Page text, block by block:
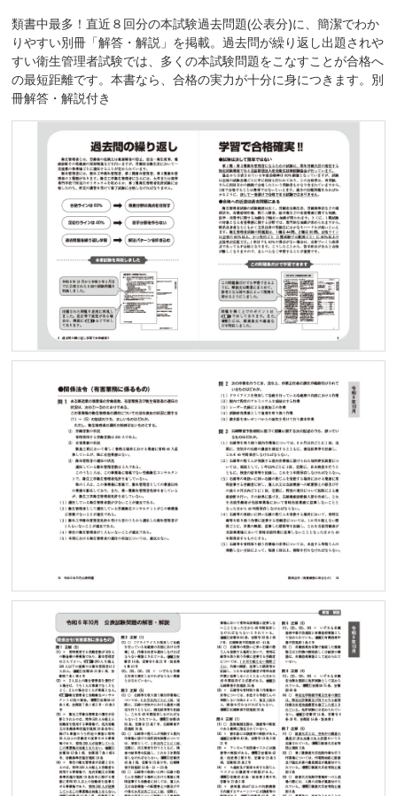
類書中最多！直近８回分の本試験過去問題(公表分)に、簡潔でわか
りやすい別冊「解答・解説」を掲載。過去問が繰り返し出題されや
すい衛生管理者試験では、多くの本試験問題をこなすことが合格へ
の最短距離です。本書なら、合格の実力が十分に身につきます。別
冊解答・解説付き